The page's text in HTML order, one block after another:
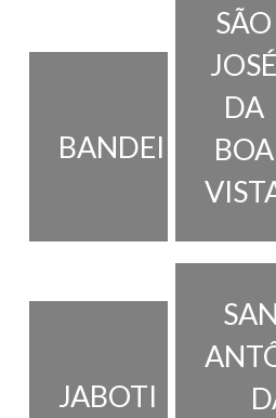
BANDEIRANTES
SÃO
JOSÉ
DA
BOA
JABOTI